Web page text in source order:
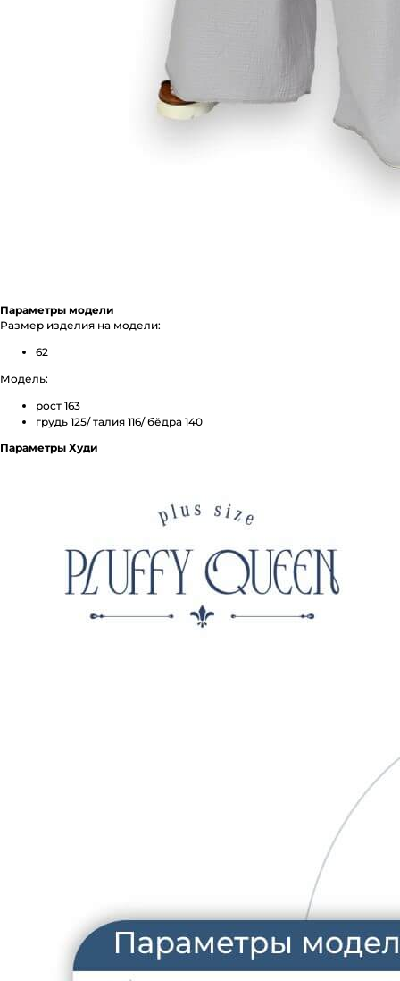
Параметры модели
Размер изделия на модели:
62
Модель:
рост 163
грудь 125/ талия 116/ бёдра 140
Параметры Худи